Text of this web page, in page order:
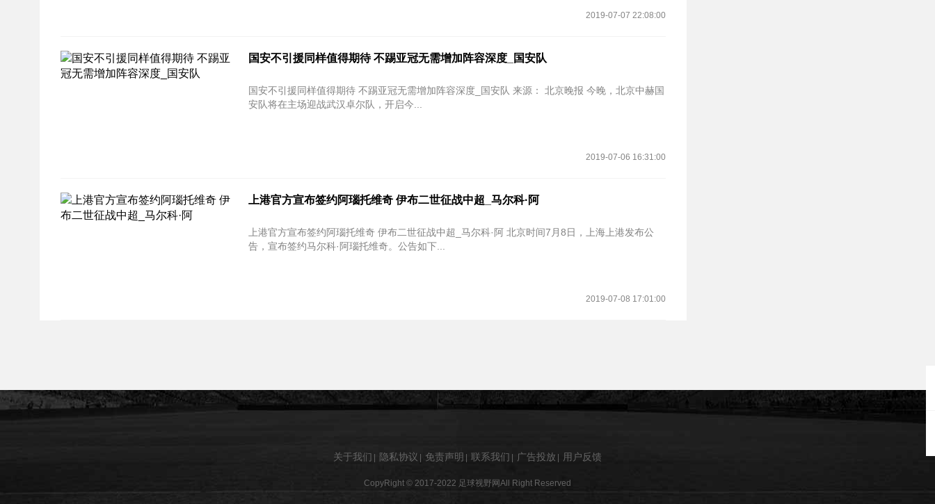
2019-07-07 22:08:00
国安不引援同样值得期待 不踢亚冠无需增加阵容深度_国安队
国安不引援同样值得期待 不踢亚冠无需增加阵容深度_国安队 来源： 北京晚报 今晚，北京中赫国
安队将在主场迎战武汉卓尔队，开启今...
2019-07-06 16:31:00
上港官方宣布签约阿瑙托维奇 伊布二世征战中超_马尔科·阿
上港官方宣布签约阿瑙托维奇 伊布二世征战中超_马尔科·阿 北京时间7月8日，上海上港发布公
告，宣布签约马尔科·阿瑙托维奇。公告如下...
2019-07-08 17:01:00
关于我们 隐私协议 免责声明 联系我们 广告投放 用户反馈
CopyRight © 2017-2022 足球视野网All Right Reserved